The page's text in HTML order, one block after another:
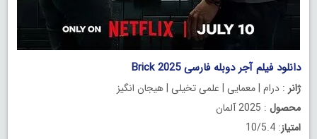
دانلود فیلم آجر دوبله فارسی Brick 2025
ژانر : درام | معمایی | علمی تخیلی | هیجان انگیز
محصول : 2025 آلمان
امتیاز: 10/5.4